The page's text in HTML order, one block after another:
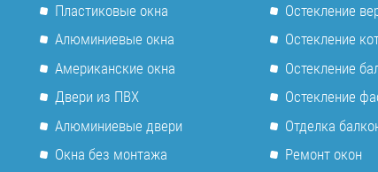
Пластиковые окна
Алюминиевые окна
Американские окна
Двери из ПВХ
Алюминиевые двери
Окна без монтажа
Остекление
Остекление
Остекление
Остекление
Отделка
Ремонт окон